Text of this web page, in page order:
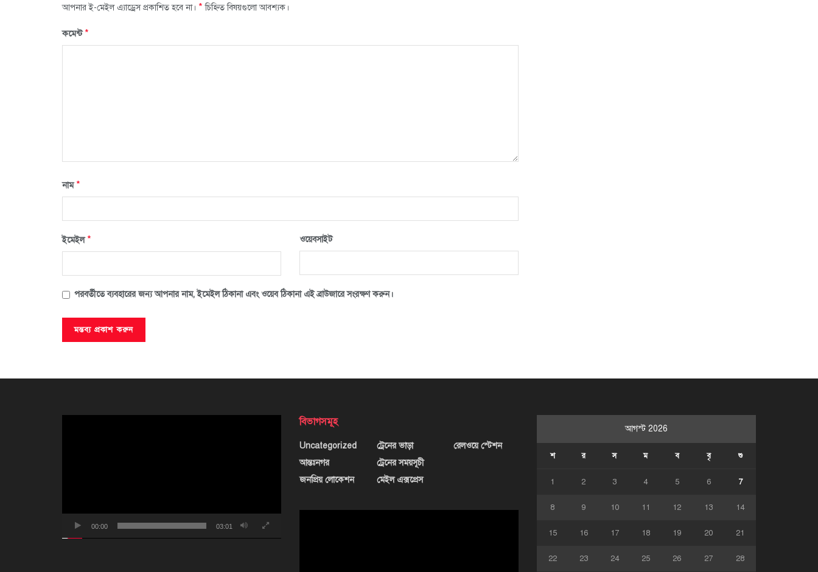
আপনার ই-মেইল এ্যাড্রেস প্রকাশিত হবে না। * চিহ্নিত বিষয়গুলো আবশ্যক।
কমেন্ট*
নাম*
ইমেইল* ওয়েবসাইট
পরবর্তীতে ব্যবহারের জন্য আপনার নাম, ইমেইল ঠিকানা এবং ওয়েব ঠিকানা এই ব্রাউজারে সংরক্ষণ করুন।
00:00 03:01
বিভাগসমূহ
Uncategorized
আন্তঃনগর
জনপ্রিয় লোকেশন
ট্রেনের ভাড়া
ট্রেনের সময়সূচী
মেইল এক্সপ্রেস
রেলওয়ে স্টেশন
আগস্ট 2026
শ র স ম ব বৃ শু
1 2 3 4 5 6 7
8 9 10 11 12 13 14
15 16 17 18 19 20 21
22 23 24 25 26 27 28